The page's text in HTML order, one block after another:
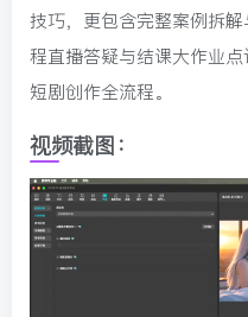
技巧，更包含完整案例拆
程直播答疑与结课大作业
短剧创作全流程。
视频截图：